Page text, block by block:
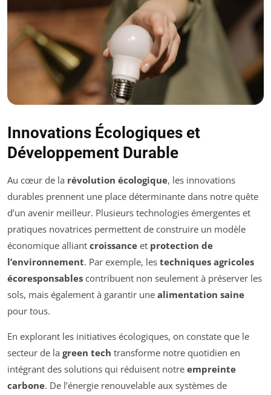
Innovations Écologiques et
Développement Durable
Au cœur de la révolution écologique, les innovations
durables prennent une place déterminante dans notre quête
d’un avenir meilleur. Plusieurs technologies émergentes et
pratiques novatrices permettent de construire un modèle
économique alliant croissance et protection de
l’environnement. Par exemple, les techniques agricoles
écoresponsables contribuent non seulement à préserver les
sols, mais également à garantir une alimentation saine
pour tous.
En explorant les initiatives écologiques, on constate que le
secteur de la green tech transforme notre quotidien en
intégrant des solutions qui réduisent notre empreinte
carbone. De l’énergie renouvelable aux systèmes de